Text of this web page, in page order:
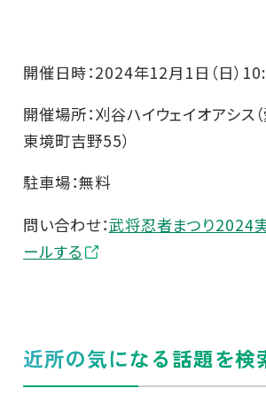
開催日時：2024年12月1日（日）
開催場所：刈谷ハイウェイオアシス
東境町吉野55）
駐車場：無料
問い合わせ：武将忍者まつり2024
ールする
近所の気になる話題を検